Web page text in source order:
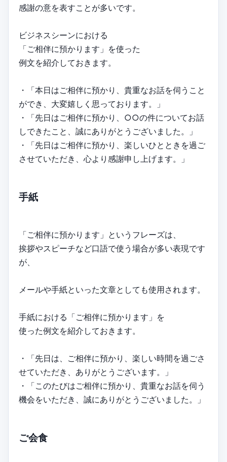
感謝の意を表すことが多いです。
ビジネスシーンにおける
「ご相伴に預かります」を使った
例文を紹介しておきます。
・「本日はご相伴に預かり、貴重なお話を伺うこと
ができ、大変嬉しく思っております。」
・「先日はご相伴に預かり、○○の件についてお話
しできたこと、誠にありがとうございました。」
・「先日はご相伴に預かり、楽しいひとときを過ご
させていただき、心より感謝申し上げます。」
手紙
「ご相伴に預かります」というフレーズは、
挨拶やスピーチなど口語で使う場合が多い表現です
が、
メールや手紙といった文章としても使用されます。
手紙における「ご相伴に預かります」を
使った例文を紹介しておきます。
・「先日は、ご相伴に預かり、楽しい時間を過ごさ
せていただき、ありがとうございます。」
・「このたびはご相伴に預かり、貴重なお話を伺う
機会をいただき、誠にありがとうございました。」
ご会食